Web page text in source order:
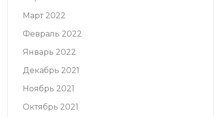
Март 2022
Февраль 2022
Январь 2022
Декабрь 2021
Ноябрь 2021
Октябрь 2021